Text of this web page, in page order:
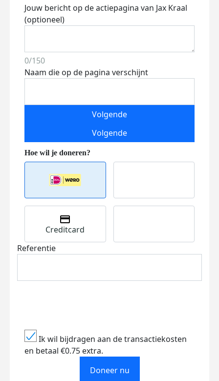
Jouw bericht op de actiepagina van Jax Kraal
(optioneel)
0/150
Naam die op de pagina verschijnt
Volgende
Volgende
Creditcard
Referentie
Ik wil bijdragen aan de transactiekosten
en betaal €0.75 extra.
Doneer nu